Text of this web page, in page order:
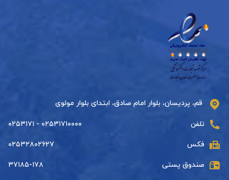
قم، پردیسان، بلوار امام صادق، ابتدای بلوار مولوی
تلفن ۰۲۵۳۱۷۱۰۰۰۰ - ۰۲۵۳۱۷۱
فکس ۰۲۵۳۲۸۰۲۶۲۷
صندوق پستی ۳۷۱۸۵-۱۷۸